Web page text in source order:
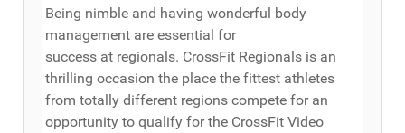
Being nimble and having wonderful body
management are essential for
success at regionals. CrossFit Regionals is an
thrilling occasion the place the fittest athletes
from totally different regions compete for an
opportunity to qualify for the CrossFit Video